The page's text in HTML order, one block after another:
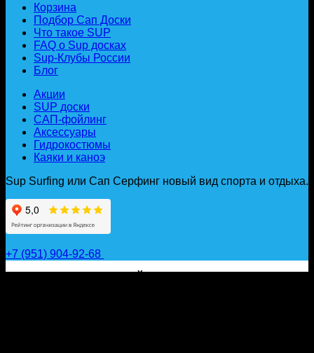
Корзина
Подбор Сап Доски
Что такое SUP
FAQ о Sup досках
Sup-Клубы России
Блог
Акции
SUP доски
САП-фойлинг
Аксессуары
Гидрокостюмы
Каяки и каноэ
Sup Surfing или Сап Серфинг новый вид спорта и отдыха.
+7 (951) 904-92-68